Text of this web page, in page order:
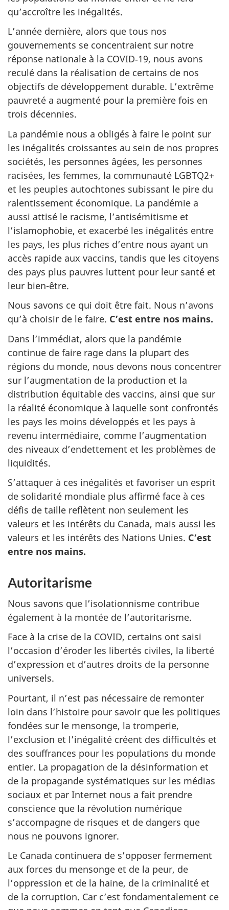
qu’accroître les inégalités.
L’année dernière, alors que tous nos
gouvernements se concentraient sur notre
réponse nationale à la COVID‑19, nous avons
reculé dans la réalisation de certains de nos
objectifs de développement durable. L’extrême
pauvreté a augmenté pour la première fois en
trois décennies.
La pandémie nous a obligés à faire le point sur
les inégalités croissantes au sein de nos propres
sociétés, les personnes âgées, les personnes
racisées, les femmes, la communauté LGBTQ2+
et les peuples autochtones subissant le pire du
ralentissement économique. La pandémie a
aussi attisé le racisme, l’antisémitisme et
l’islamophobie, et exacerbé les inégalités entre
les pays, les plus riches d’entre nous ayant un
accès rapide aux vaccins, tandis que les citoyens
des pays plus pauvres luttent pour leur santé et
leur bien-être.
Nous savons ce qui doit être fait. Nous n’avons
qu’à choisir de le faire. C’est entre nos mains.
Dans l’immédiat, alors que la pandémie
continue de faire rage dans la plupart des
régions du monde, nous devons nous concentrer
sur l’augmentation de la production et la
distribution équitable des vaccins, ainsi que sur
la réalité économique à laquelle sont confrontés
les pays les moins développés et les pays à
revenu intermédiaire, comme l’augmentation
des niveaux d’endettement et les problèmes de
liquidités.
S’attaquer à ces inégalités et favoriser un esprit
de solidarité mondiale plus affirmé face à ces
défis de taille reflètent non seulement les
valeurs et les intérêts du Canada, mais aussi les
valeurs et les intérêts des Nations Unies. C’est
entre nos mains.
Autoritarisme
Nous savons que l’isolationnisme contribue
également à la montée de l’autoritarisme.
Face à la crise de la COVID, certains ont saisi
l’occasion d’éroder les libertés civiles, la liberté
d’expression et d’autres droits de la personne
universels.
Pourtant, il n’est pas nécessaire de remonter
loin dans l’histoire pour savoir que les politiques
fondées sur le mensonge, la tromperie,
l’exclusion et l’inégalité créent des difficultés et
des souffrances pour les populations du monde
entier. La propagation de la désinformation et
de la propagande systématiques sur les médias
sociaux et par Internet nous a fait prendre
conscience que la révolution numérique
s’accompagne de risques et de dangers que
nous ne pouvons ignorer.
Le Canada continuera de s’opposer fermement
aux forces du mensonge et de la peur, de
l’oppression et de la haine, de la criminalité et
de la corruption. Car c’est fondamentalement ce